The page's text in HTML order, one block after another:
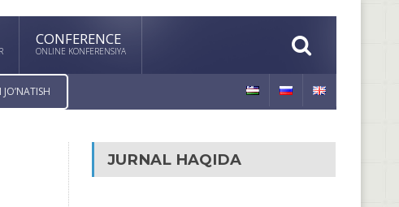
CONFERENCE
ONLINE KONFERENSIYA
JURNAL HAQIDA